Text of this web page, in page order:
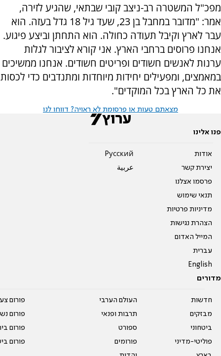
מפכ"ל המשטרה רב-ניצב קובי שבתאי, שהגיע לזירה,
אמר: "מדובר במחבל בן 23, שעד גיל 18 גדל בעזה. הוא
עבר לארץ וקיבל תעודה כחולה. הוא התחתן וביצע פיגוע.
אנחנו פרוסים ברחבי הארץ. אני קורא לציבור לגלות
ערנות לאנשים חשודים ופריטים חשודים. אנחנו ממשיכים
במאמצים, ומפעילים יחידות מיוחדות ומתנדבים כדי לכסות
את כל הארץ בכל המוקדים".
מצאתם טעות או פרסומת לא ראויה? דווחו לנו
פנו אלינו
אודות
יצירת קשר
פרסמו אצלנו
תנאי שימוש
מדיניות פרטיות
הצהרת נגישות
המייל האדום
עברית
English
Pусский
عربية
מדורים
חדשות
מבזקים
ביטחוני
פוליטי-מדיני
העולם הערבי
תרבות ופנאי
ספורט
פורומים
פורום
פורום
פורום
פורום